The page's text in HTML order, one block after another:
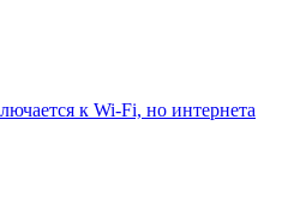
к Wi-Fi, но интернета